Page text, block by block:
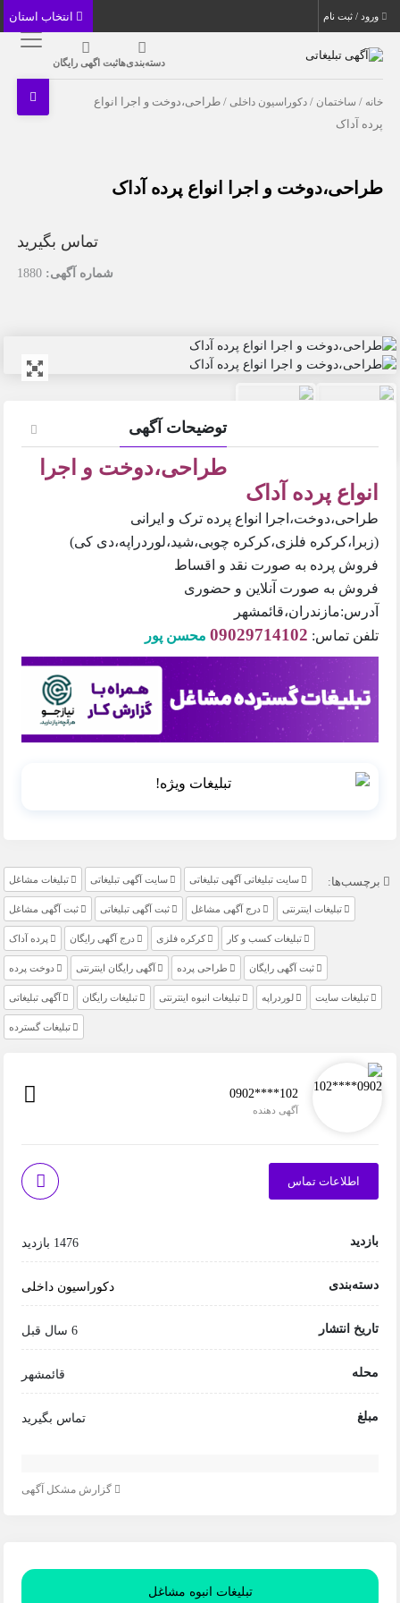
ورود / ثبت نام
دسته‌بندی‌هاثبت اگهی رایگان
خانه / ساختمان /دکوراسیون داخلی / طراحی،دوخت و اجرا انواع
پرده آداک
طراحی،دوخت و اجرا انواع پرده آداک
تماس بگیرید
شماره آگهی: 1880
توضیحات آگهی
طراحی،دوخت و اجرا
انواع پرده آداک
طراحی،دوخت،اجرا انواع پرده ترک و ایرانی
(زبرا،کرکره فلزی،کرکره چوبی،شید،لوردراپه،دی کی)
فروش پرده به صورت نقد و اقساط
فروش به صورت آنلاین و حضوری
آدرس:مازندران،قائمشهر
تلفن تماس: 09029714102 محسن پور
برچسب‌ها: سایت تبلیغاتی آگهی تبلیغاتی سایت آگهی تبلیغاتی تبلیغات مشاغل
تبلیغات اینترنتی درج آگهی مشاغل ثبت آگهی تبلیغاتی ثبت آگهی مشاغل
تبلیغات کسب و کار کرکره فلزی درج آگهی رایگان پرده آداک
ثبت آگهی رایگان طراحی پرده آگهی رایگان اینترنتی دوخت پرده
تبلیغات سایت لوردراپه تبلیغات انبوه اینترنتی تبلیغات رایگان آگهی تبلیغاتی
تبلیغات گسترده
0902****102
آگهی دهنده
اطلاعات تماس
بازدید 1476 بازدید
دسته‌بندی دکوراسیون داخلی
تاریخ انتشار 6 سال قبل
محله قائمشهر
مبلغ تماس بگیرید
گزارش مشکل آگهی
تبلیغات انبوه مشاغل